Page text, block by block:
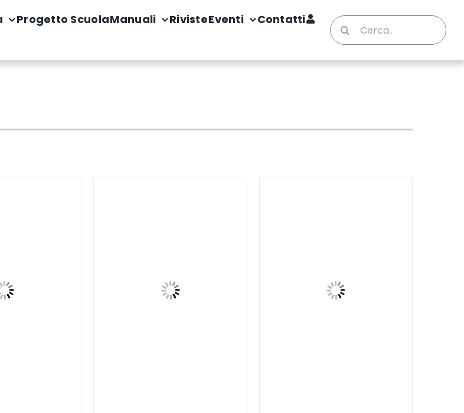
Progetto ScuolaManuali RivisteEventi Contatti
Cerca
per: